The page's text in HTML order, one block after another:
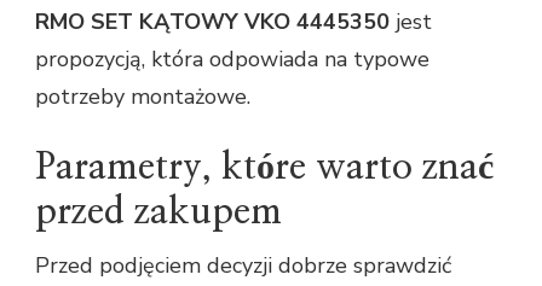
RMO SET KĄTOWY VKO 4445350 jest
propozycją, która odpowiada na typowe
potrzeby montażowe.
Parametry, które warto znać
przed zakupem
Przed podjęciem decyzji dobrze sprawdzić